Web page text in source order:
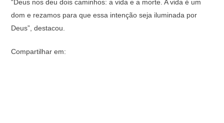
“Deus nos deu dois caminhos: a vida e a morte. A vida é um
dom e rezamos para que essa intenção seja iluminada por
Deus”, destacou.
Compartilhar em: